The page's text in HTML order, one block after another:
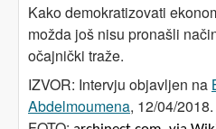
Kako demokratizovati
možda još nisu pronašli
očajnički traže.
IZVOR: Intervju objavljen na
Abdelmoumena, 12/04/2018.